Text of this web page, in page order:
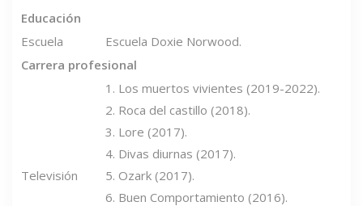
Educación
Escuela
Escuela Doxie Norwood.
Carrera profesional
Televisión
1. Los muertos vivientes (2019-2022).
2. Roca del castillo (2018).
3. Lore (2017).
4. Divas diurnas (2017).
5. Ozark (2017).
6. Buen Comportamiento (2016).